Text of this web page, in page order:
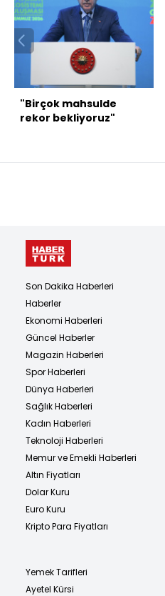
"Birçok mahsulde
rekor bekliyoruz"
Son Dakika Haberleri
Haberler
Ekonomi Haberleri
Güncel Haberler
Magazin Haberleri
Spor Haberleri
Dünya Haberleri
Sağlık Haberleri
Kadın Haberleri
Teknoloji Haberleri
Memur ve Emekli Haberleri
Altın Fiyatları
Dolar Kuru
Euro Kuru
Kripto Para Fiyatları
Yemek Tarifleri
Ayetel Kürsi